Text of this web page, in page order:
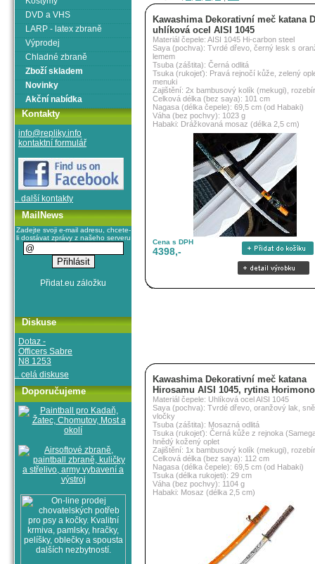
Kawashima Dekorativní meč katana
uhlíková ocel AISI 1045
Materiál čepele: AISI 1045 Hi-carbon steel
Saya (pochva): Tvrdé dřevo, černý lesk s
lemem
Tsuba (záštita): Černá odlitá
Tsuka (rukojeť): Pravá rejnočí kůže, zelený
menuki
Zajištění: 2x bambusový kolík (mekugi),
Celková délka (bez saya): 101 cm
Nagasa (délka čepele): 69,5 cm (od Habaki)
Váha (bez pochvy): 1023 g
Habaki: Drážkovaná mosaz (délka 2,5 cm)
Cena s DPH
4398,-
Kawashima Dekorativní meč katana
Hirosamu AISI 1045, rytina Horimono
Materiál čepele: Uhlíková ocel AISI 1045
Saya (pochva): Tvrdé dřevo, oranžový lak,
vločky
Tsuba (záštita): Mosazná odlitá
Tsuka (rukojeť): Černá kůže z rejnoka
hnědý kožený oplet
Zajištění: 1x bambusový kolík (mekugi),
Celková délka (bez saya): 112 cm
Nagasa (délka čepele): 69,5 cm (od Habaki)
Tsuka (délka rukojeti): 29 cm
Váha (bez pochvy): 1104 g
Habaki: Mosaz (délka 2,5 cm)
DVD a VHS
LARP - latex zbraně
Výprodej
Chladné zbraně
Zboží skladem
Novinky
Akční nabídka
Kontakty
info@repliky.info
kontaktní formulář
.. další kontakty
MailNews
Zadejte svoji e-mail adresu, chcete-
li dostávat zprávy z našeho serveru
Diskuse
Dotaz -
Officers Sabre
N8 1253
.. celá diskuse
Doporučujeme